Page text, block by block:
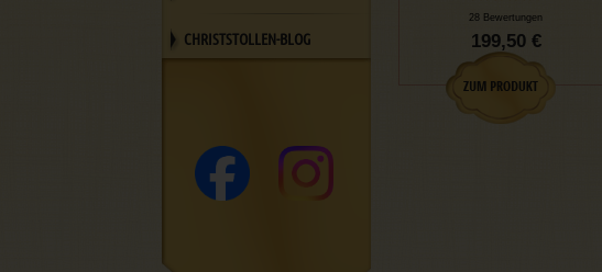
28 Bewertungen
199,50 €
CHRISTSTOLLEN-BLOG